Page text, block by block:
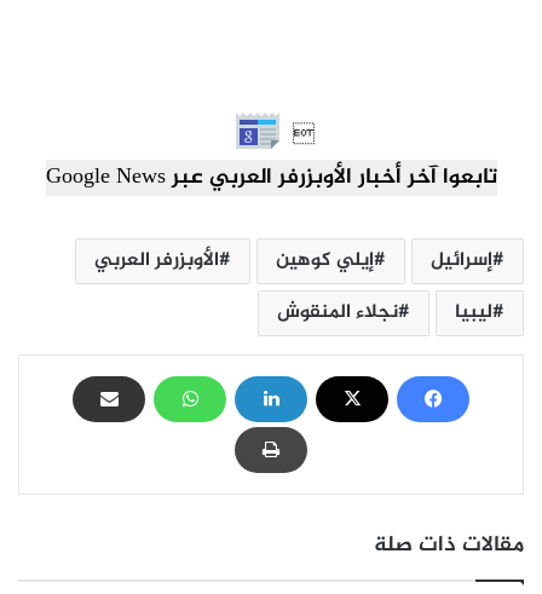

تابعوا آخر أخبار الأوبزرفر العربي عبر Google News
إسرائيل إيلي كوهين
الأوبزرفر العربي
ليبيا
نجلاء المنقوش
مقالات ذات صلة